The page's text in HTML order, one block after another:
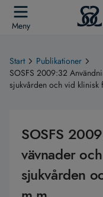
Meny
Start
Publikationer
SOSFS 2009:32
sjukvården och vid klinisk
SOSFS
vävnader
sjukvården